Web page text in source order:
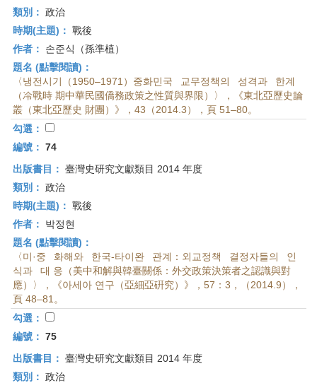
類別： 政治
時期(主題)： 戰後
作者：
손준식（孫準植）
題名 (點擊閱讀)：
〈냉전시기（1950–1971）중화민국 교무정책의 성격과 한계
（冷戰時 期中華民國僑務政策之性質與界限）〉，《東北亞歷史論
叢（東北亞歷史 財團）》，43（2014.3），頁 51–80。
勾選：
編號： 74
出版書目： 臺灣史研究文獻類目 2014 年度
類別： 政治
時期(主題)： 戰後
作者：
박정현
題名 (點擊閱讀)：
〈미·중 화해와 한국-타이완 관계：외교정책 결정자들의 인
식과 대 응（美中和解與韓臺關係：外交政策決策者之認識與對
應）〉，《아세아 연구（亞細亞硏究）》，57：3，（2014.9），
頁 48–81。
勾選：
編號： 75
出版書目： 臺灣史研究文獻類目 2014 年度
類別： 政治